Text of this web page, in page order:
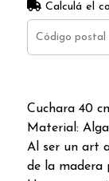
Calculá el
Cuchara 40
Material:
Al ser un art
de la madera